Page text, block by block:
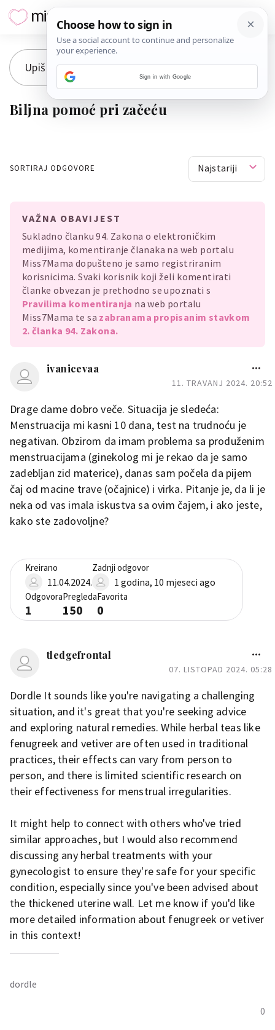
Biljna pomoć pri začeću
SORTIRAJ ODGOVORE Najstariji
VAŽNA OBAVIJEST
Sukladno članku 94. Zakona o elektroničkim
medijima, komentiranje članaka na web portalu
Miss7Mama dopušteno je samo registriranim
korisnicima. Svaki korisnik koji želi komentirati
članke obvezan je prethodno se upoznati s
Pravilima komentiranja na web portalu
Miss7Mama te sa zabranama propisanim stavkom
2. članka 94. Zakona.
ivanicevaa
11. TRAVANJ 2024. 20:52
Drage dame dobro veče. Situacija je sledeća:
Menstruacija mi kasni 10 dana, test na trudnoću je
negativan. Obzirom da imam problema sa produženim
menstruacijama (ginekolog mi je rekao da je samo
zadebljan zid materice), danas sam počela da pijem
čaj od macine trave (očajnice) i virka. Pitanje je, da li je
neka od vas imala iskustva sa ovim čajem, i ako jeste,
kako ste zadovoljne?
Kreirano
11.04.2024.
Zadnji odgovor
1 godina, 10 mjeseci ago
Odgovora
1
Pregleda
150
Favorita
0
tledgefrontal
07. LISTOPAD 2024. 05:28
Dordle It sounds like you're navigating a challenging
situation, and it's great that you're seeking advice
and exploring natural remedies. While herbal teas like
fenugreek and vetiver are often used in traditional
practices, their effects can vary from person to
person, and there is limited scientific research on
their effectiveness for menstrual irregularities.
It might help to connect with others who've tried
similar approaches, but I would also recommend
discussing any herbal treatments with your
gynecologist to ensure they're safe for your specific
condition, especially since you've been advised about
the thickened uterine wall. Let me know if you'd like
more detailed information about fenugreek or vetiver
in this context!
0
dordle
Sign in with Google